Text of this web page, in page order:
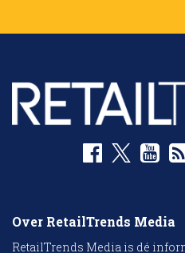
Over RetailTrends Media
RetailTrends Media is dé